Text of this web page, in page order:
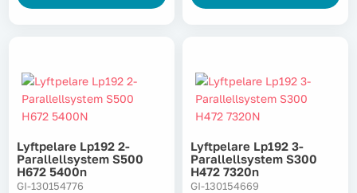
Skydd & kläder
Svets
Tryckluft
Lyftpelare Lp192 2-
Parallellsystem S500
H672 5400n
GI-130154776
Lyftpelare Lp192 3-
Parallellsystem S300
H472 7320n
GI-130154669